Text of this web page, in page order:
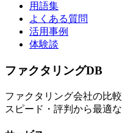
用語集
よくある質問
活用事例
体験談
ファクタリングDB
ファクタリング会社の比
スピード・評判から最適